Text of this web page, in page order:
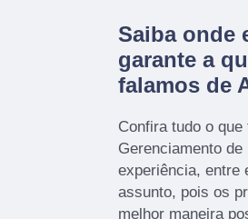
Saiba onde
garante a
falamos de
Confira tudo o
Gerenciamento
experiência, entre
assunto, pois os
melhor maneira